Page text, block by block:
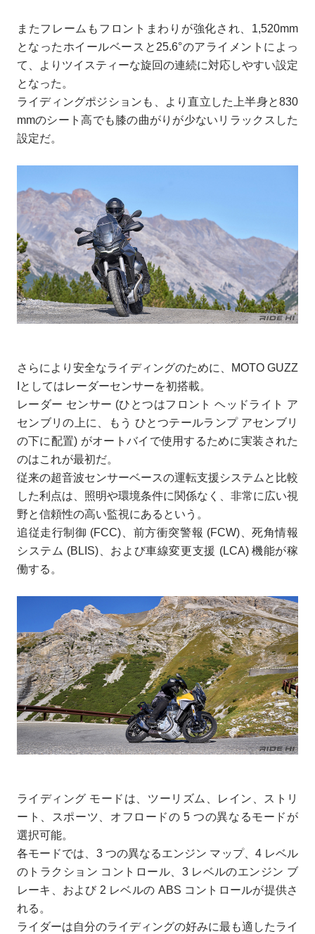
またフレームもフロントまわりが強化され、1,520mm
となったホイールベースと25.6°のアライメントによっ
て、よりツイスティーな旋回の連続に対応しやすい設定
となった。
ライディングポジションも、より直立した上半身と830
mmのシート高でも膝の曲がりが少ないリラックスした
設定だ。
さらにより安全なライディングのために、MOTO GUZZ
Iとしてはレーダーセンサーを初搭載。
レーダー センサー (ひとつはフロント ヘッドライト ア
センブリの上に、もう ひとつテールランプ アセンブリ
の下に配置) がオートバイで使用するために実装された
のはこれが最初だ。
従来の超音波センサーベースの運転支援システムと比較
した利点は、照明や環境条件に関係なく、非常に広い視
野と信頼性の高い監視にあるという。
追従走行制御 (FCC)、前方衝突警報 (FCW)、死角情報
システム (BLIS)、および車線変更支援 (LCA) 機能が稼
働する。
ライディング モードは、ツーリズム、レイン、ストリ
ート、スポーツ、オフロードの 5 つの異なるモードが
選択可能。
各モードでは、3 つの異なるエンジン マップ、4 レベル
のトラクション コントロール、3 レベルのエンジン ブ
レーキ、および 2 レベルの ABS コントロールが提供さ
れる。
ライダーは自分のライディングの好みに最も適したライ